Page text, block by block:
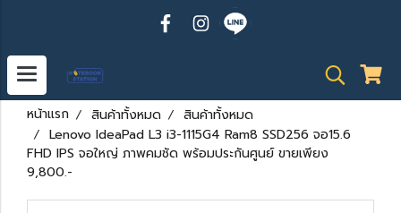
หน้าแรก สินค้าทั้งหมด
สินค้าทั้งหมด
Lenovo IdeaPad L3 i3-1115G4 Ram8 SSD256 จอ15.6
FHD IPS จอใหญ่ ภาพคมชัด พร้อมประกันศูนย์ ขายเพียง
9,800.-